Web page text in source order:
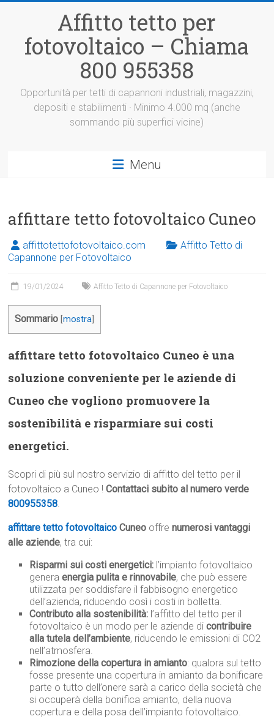
Affitto tetto per
fotovoltaico – Chiama
800 955358
Opportunità per tetti di capannoni industriali, magazzini,
depositi e stabilimenti · Minimo 4.000 mq (anche
sommando più superfici vicine)
Menu
affittare tetto fotovoltaico Cuneo
affittotettofotovoltaico.com
Affitto Tetto di
Capannone per Fotovoltaico
19/01/2024 Affitto Tetto di Capannone per Fotovoltaico
Sommario [mostra
affittare tetto fotovoltaico Cuneo è una
soluzione conveniente per le aziende di
Cuneo che vogliono promuovere la
sostenibilità e risparmiare sui costi
energetici.
Scopri di più sul nostro servizio di affitto del tetto per il
fotovoltaico a Cuneo !Contattaci subito al numero verde
800955358.
affittare tetto fotovoltaico Cuneo offrenumerosi vantaggi
alle aziende, tra cui:
Risparmi sui costi energetici: l’impianto fotovoltaico
generaenergia pulita e rinnovabile, che può essere
utilizzata per soddisfare il fabbisogno energetico
dell’azienda, riducendo così i costi in bolletta.
Contributo alla sostenibilità: l’affitto del tetto per il
fotovoltaico è un modo per le aziende dicontribuire
alla tutela dell’ambiente, riducendo le emissioni di CO2
nell’atmosfera.
Rimozione della copertura in amianto: qualora sul tetto
fosse presente una copertura in amianto da bonificare
parte o tutto dell’onere sarà a carico della società che
si occuperà della bonifica amianto, della nuova
copertura e della posa dell’impianto fotovoltaico.